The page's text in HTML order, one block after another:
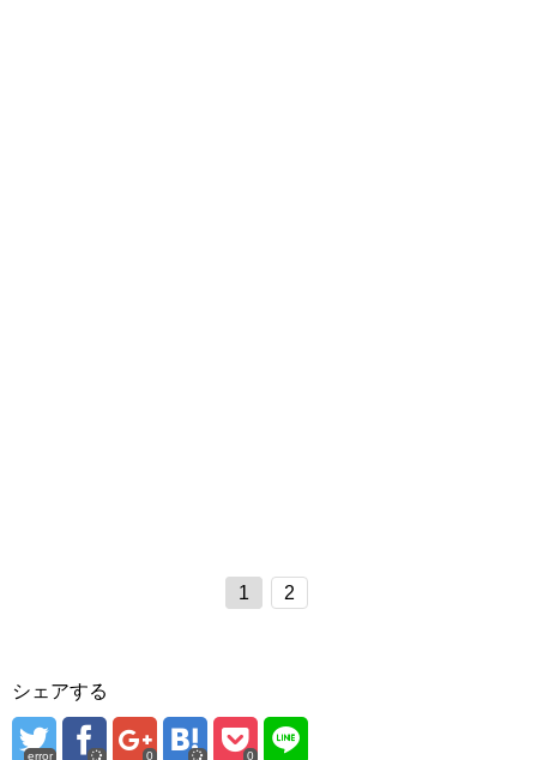
1 2
シェアする
error 0 0